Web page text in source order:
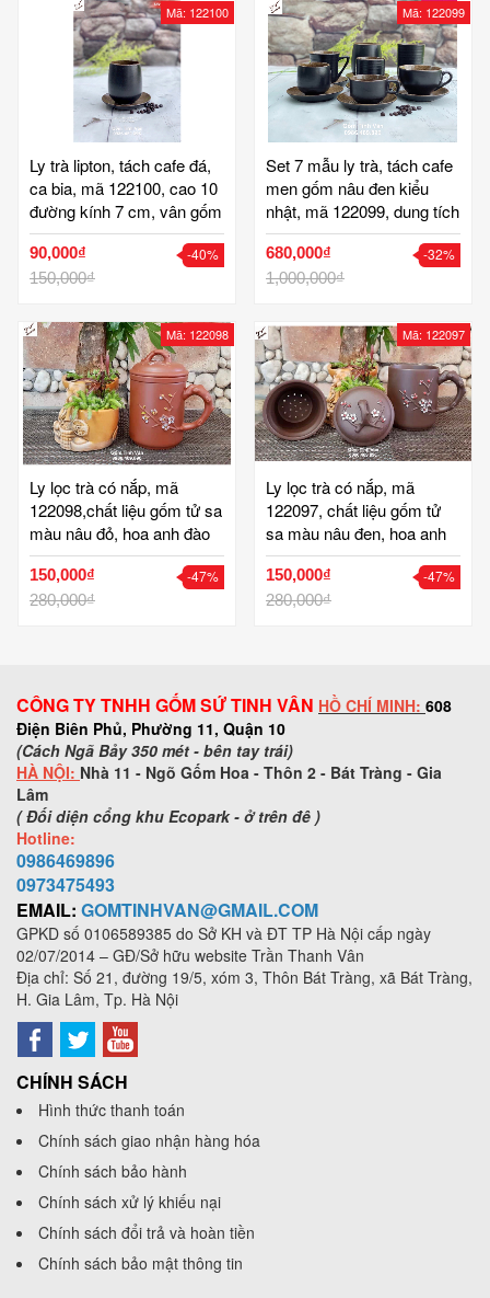
Mã: 122100
Ly trà lipton, tách cafe đá,
ca bia, mã 122100, cao 10
đường kính 7 cm, vân gốm
vuốt màu nâu đen, đĩa kê
đường kính 12 cm, ly sứ
quán cafe, nhà hàng sang
90,000₫
150,000₫
-40%
Mã: 122099
Set 7 mẫu ly trà, tách cafe
men gốm nâu đen kiểu
nhật, mã 122099, dung tích
150-200-330ml, vân gốm
vuốt tay, cao 5-7-10 cm, có
đĩa kê ly, bộ sưu tập các
tràng
680,000₫
1,000,000₫
-32%
Mã: 122098
Ly lọc trà có nắp, mã
122098,chất liệu gốm tử sa
màu nâu đỏ, hoa anh đào
trắng đắp nổi 3D, quai cầm
dáng cành trúc thanh mảnh
độc đáo, dung tích 330ml,
150,000₫
280,000₫
-47%
Mã: 122097
Ly lọc trà có nắp, mã
122097, chất liệu gốm tử
sa màu nâu đen, hoa anh
đào trắng đắp nổi 3D, quai
cầm dáng cành trúc thanh
mảnh độc đáo, dung tích
150,000₫
280,000₫
-47%
CÔNG TY TNHH GỐM SỨ TINH VÂN HỒ CHÍ MINH: 608
Điện Biên Phủ, Phường 11, Quận 10
(Cách Ngã Bảy 350 mét - bên tay trái)
HÀ NỘI: Nhà 11 - Ngõ Gốm Hoa - Thôn 2 - Bát Tràng - Gia
Lâm
( Đối diện cổng khu Ecopark - ở trên đê )
Hotline:
0986469896
0973475493
EMAIL: GOMTINHVAN@GMAIL.COM
GPKD số 0106589385 do Sở KH và ĐT TP Hà Nội cấp ngày
02/07/2014 – GĐ/Sở hữu website Trần Thanh Vân
Địa chỉ: Số 21, đường 19/5, xóm 3, Thôn Bát Tràng, xã Bát Tràng,
H. Gia Lâm, Tp. Hà Nội
CHÍNH SÁCH
Hình thức thanh toán
Chính sách giao nhận hàng hóa
Chính sách bảo hành
Chính sách xử lý khiếu nại
Chính sách đổi trả và hoàn tiền
Chính sách bảo mật thông tin